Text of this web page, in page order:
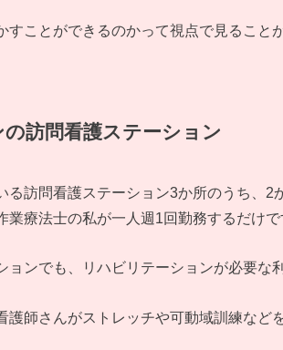
すことができるのかって視点で見ること
訪問看護ステーション
る訪問看護ステーション3か所のうち、2
業療法士の私が一人週1回勤務するだけで
ョンでも、リハビリテーションが必要な
護師さんがストレッチや可動域訓練など